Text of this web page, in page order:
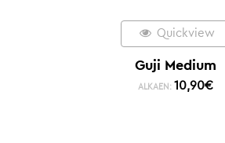
Quickview
Guji Medium
ALKAEN: 10,90€